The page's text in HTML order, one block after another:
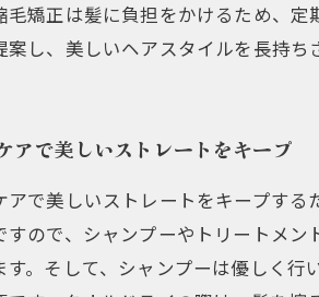
毛矯正は髪に負担をかけるため、
案し、美しいヘアスタイルを長持ち
アで美しいストレートをキープ
アで美しいストレートをキープす
すので、シャンプーやトリートメ
す。そして、シャンプーは優しく